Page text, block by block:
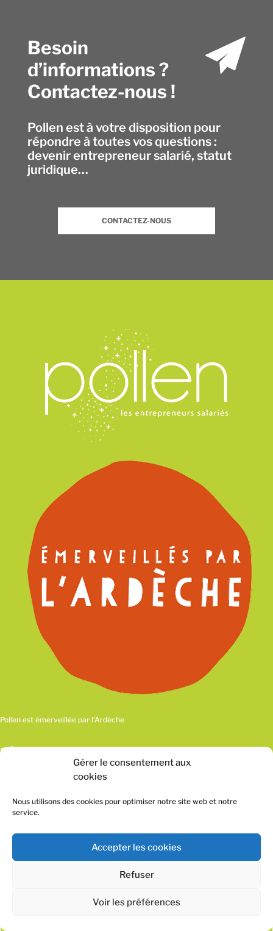
Gérer le consentement aux
cookies
Nous utilisons des cookies pour optimiser notre site web et notre
service.
Accepter les cookies
Refuser
Voir les préférences
Besoin
d’informations ?
Contactez-nous !
Pollen est à votre disposition pour
répondre à toutes vos questions :
devenir entrepreneur salarié, statut
juridique…
CONTACTEZ-NOUS
Pollen est émerveillée par l’Ardéche
SIÈGE DE POLLEN SCOP
555 Chemin des Traverses
Pépinière d’entreprises l’Espélidou
contact@pollen.coop